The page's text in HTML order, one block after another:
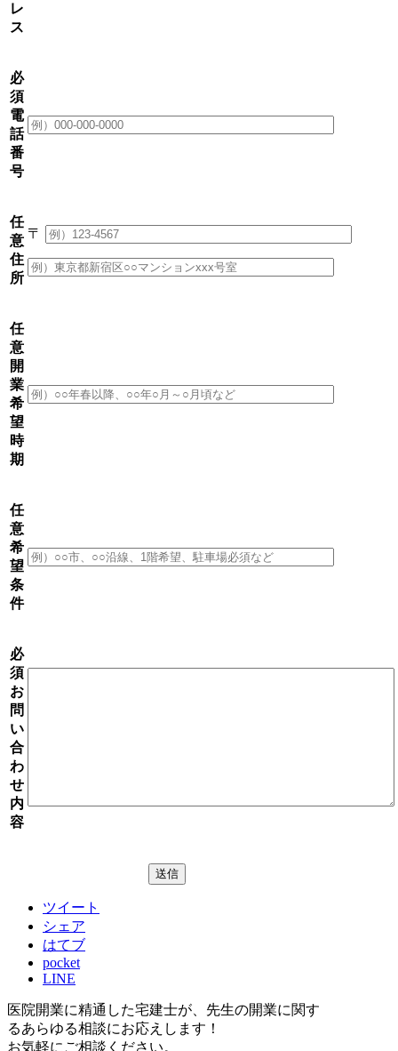
レ
ス
必
須
電
話
番
号
任
意
住
所
〒
任
意
開
業
希
望
時
期
任
意
希
望
条
件
必
須
お
問
い
合
わ
せ
内
容
ツイート
シェア
はてブ
pocket
LINE
医院開業に精通した宅建士が、 先生の開業に関す
るあらゆる相談にお応えします！
お気軽にご相談ください。